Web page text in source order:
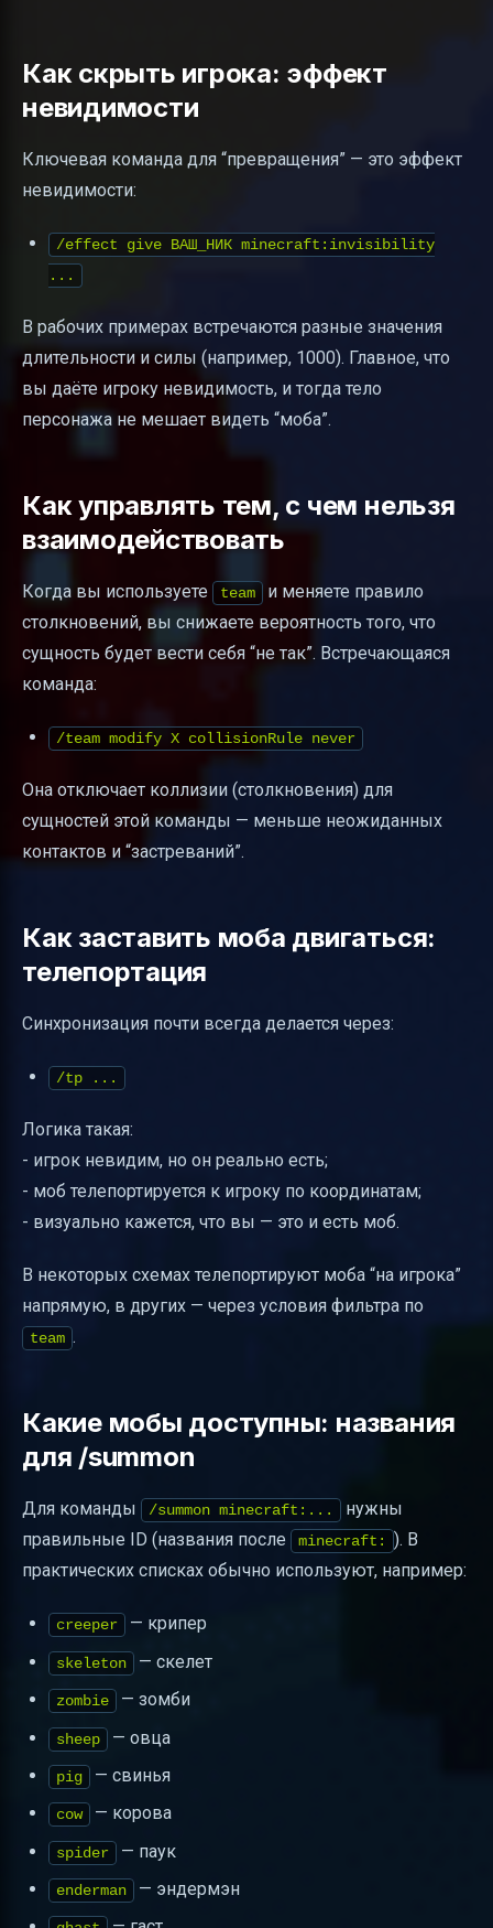
Как скрыть игрока: эффект
невидимости
Ключевая команда для “превращения” — это эффект
невидимости:
/effect give ВАШ_НИК minecraft:invisibility
...
В рабочих примерах встречаются разные значения
длительности и силы (например, 1000). Главное, что
вы даёте игроку невидимость, и тогда тело
персонажа не мешает видеть “моба”.
Как управлять тем, с чем нельзя
взаимодействовать
Когда вы используете team
и меняете правило
столкновений, вы снижаете вероятность того, что
сущность будет вести себя “не так”. Встречающаяся
команда:
/team modify X collisionRule never
Она отключает коллизии (столкновения) для
сущностей этой команды — меньше неожиданных
контактов и “застреваний”.
Как заставить моба двигаться:
телепортация
Синхронизация почти всегда делается через:
/tp ...
Логика такая:
- игрок невидим, но он реально есть;
- моб телепортируется к игроку по координатам;
- визуально кажется, что вы — это и есть моб.
В некоторых схемах телепортируют моба “на игрока”
напрямую, в других — через условия фильтра по
team .
Какие мобы доступны: названия
для /summon
Для команды /summon minecraft:...
нужны
правильные ID (названия после
minecraft:
). В
практических списках обычно используют, например:
creeper — крипер
skeleton — скелет
zombie — зомби
sheep — овца
pig — свинья
cow — корова
spider — паук
enderman — эндермэн